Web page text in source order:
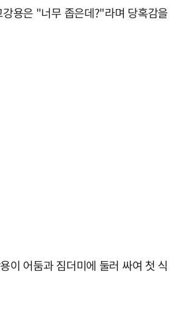
용은 "너무 좁은데?"라며 당혹감을
이 어둠과 짐더미에 둘러 싸여 첫 식